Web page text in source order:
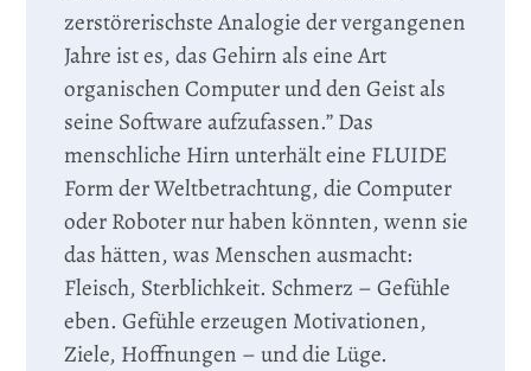
zerstörerischste Analogie der vergangenen
Jahre ist es, das Gehirn als eine Art
organischen Computer und den Geist als
seine Software aufzufassen.” Das
menschliche Hirn unterhält eine FLUIDE
Form der Weltbetrachtung, die Computer
oder Roboter nur haben könnten, wenn sie
das hätten, was Menschen ausmacht:
Fleisch, Sterblichkeit. Schmerz – Gefühle
eben. Gefühle erzeugen Motivationen,
Ziele, Hoffnungen – und die Lüge.